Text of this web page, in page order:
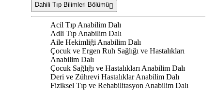
Dahili Tıp Bilimleri Bölümü
Acil Tıp Anabilim Dalı
Adli Tıp Anabilim Dalı
Aile Hekimliği Anabilim Dalı
Çocuk ve Ergen Ruh Sağlığı ve Hastalıkları
Anabilim Dalı
Çocuk Sağlığı ve Hastalıkları Anabilim Dalı
Deri ve Zührevi Hastalıklar Anabilim Dalı
Fiziksel Tıp ve Rehabilitasyon Anabilim Dalı